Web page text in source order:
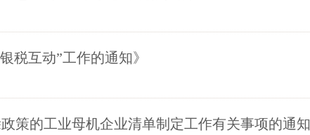
税互动”工作的通知》
策的工业母机企业清单制定工作有关事项的通知